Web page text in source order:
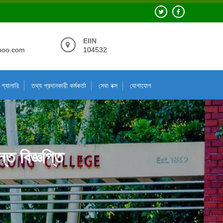
EIIN
104532
গ্যালারি তথ্য প্রদানকারী কর্মকর্তা সেবা বক্স যোগাযোগ
বিজ্ঞপ্তি